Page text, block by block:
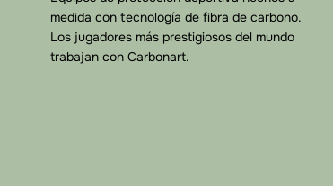
medida con tecnología de fibra de carbono.
Los jugadores más prestigiosos del mundo
trabajan con Carbonart.